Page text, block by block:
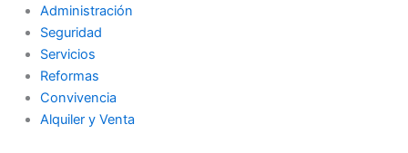
Administración
Seguridad
Servicios
Reformas
Convivencia
Alquiler y Venta